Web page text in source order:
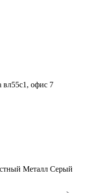
офис 7
Металл Серый